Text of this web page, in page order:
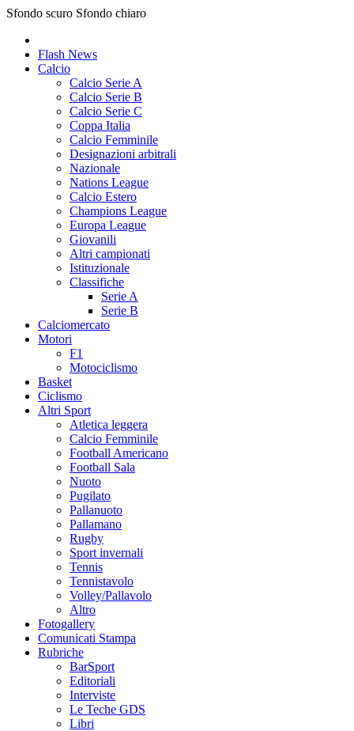
Sfondo scuro Sfondo chiaro
Flash News
Calcio
Calcio Serie A
Calcio Serie B
Calcio Serie C
Coppa Italia
Calcio Femminile
Designazioni arbitrali
Nazionale
Nations League
Calcio Estero
Champions League
Europa League
Giovanili
Altri campionati
Istituzionale
Classifiche
Serie A
Serie B
Calciomercato
Motori
F1
Motociclismo
Basket
Ciclismo
Altri Sport
Atletica leggera
Calcio Femminile
Football Americano
Football Sala
Nuoto
Pugilato
Pallanuoto
Pallamano
Rugby
Sport invernali
Tennis
Tennistavolo
Volley/Pallavolo
Altro
Fotogallery
Comunicati Stampa
Rubriche
BarSport
Editoriali
Interviste
Le Teche GDS
Libri